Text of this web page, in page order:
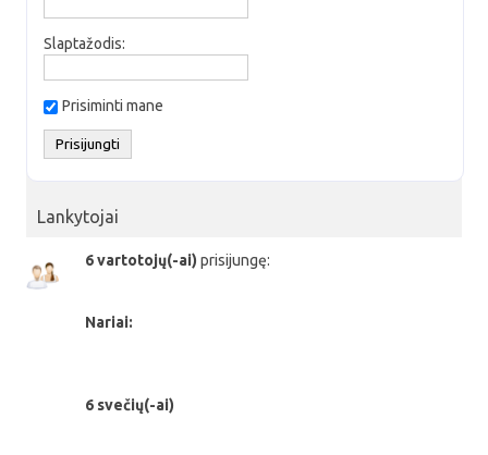
Slaptažodis:
Prisiminti mane
Lankytojai
6 vartotojų(-ai) prisijungę:
Nariai:
6 svečių(-ai)